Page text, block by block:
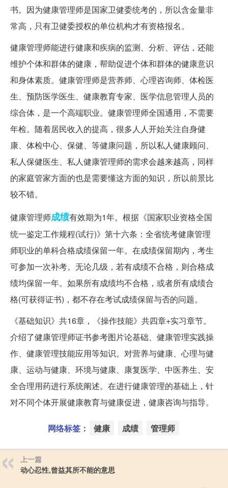
书。因为健康管理师是国家卫健委统考的，所以含金量非
常高，只有卫健委授权的单位机构才有资格报名。
健康管理师能进行健康和疾病的监测、分析、评估，还能
维护个体和群体的健康，帮助促进个体和群体的健康意识
和身体素质。健康管理师是营养师、心理咨询师、体检医
生、预防医学医生、健康教育专家、医学信息管理人员的
综合体，是一个高端职业。健康管理师全国通用，不需要
年检。随着居民收入的提高，很多人人开始关注自身健
康、体检中心、保健、等健康问题，所以私人健康顾问、
私人保健医生、私人健康管理师的需求会越来越高，同样
的家庭管家方面的也是需要懂这方面的知识，所以前景比
较不错。
健康管理师成绩有效期为1年。根据《国家职业资格全国
统一鉴定工作规程(试行)》第十六条：全省统考健康管理
师职业的单科合格成绩保留一年。在成绩保留期内，考生
可参加一次补考。无论几级，若有成绩不合格，则合格成
绩均保留一年。如果所有成绩均不合格，或者所有成绩合
格(可获得证书)，都不存在考试成绩保留与否的问题。
《基础知识》共16章，《操作技能》共四章+实习章节。
介绍了健康管理师证书参考图片论基础、健康管理实践操
作、健康管理技能应用等知识。对营养与健康、心理与健
康、运动与健康、环境与健康、康复医学、中医养生、安
全合理用药进行系统阐述。在进行健康管理的基础上，针
对不同个体开展健康教育与健康促进，健康咨询与指导。
网络标签： 健康 成绩 管理师
上一篇
动心忍性,曾益其所不能的意思